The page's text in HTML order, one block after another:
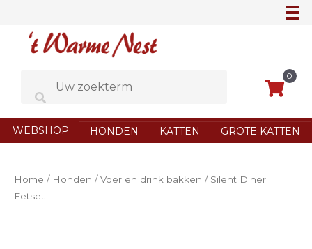
0
WEBSHOP HONDEN KATTEN GROTE KATTEN
Home / Honden /Voer en drink bakken / Silent Diner
Eetset